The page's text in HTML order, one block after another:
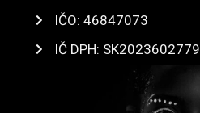
IČO: 46847073
IČ DPH: SK2023602779